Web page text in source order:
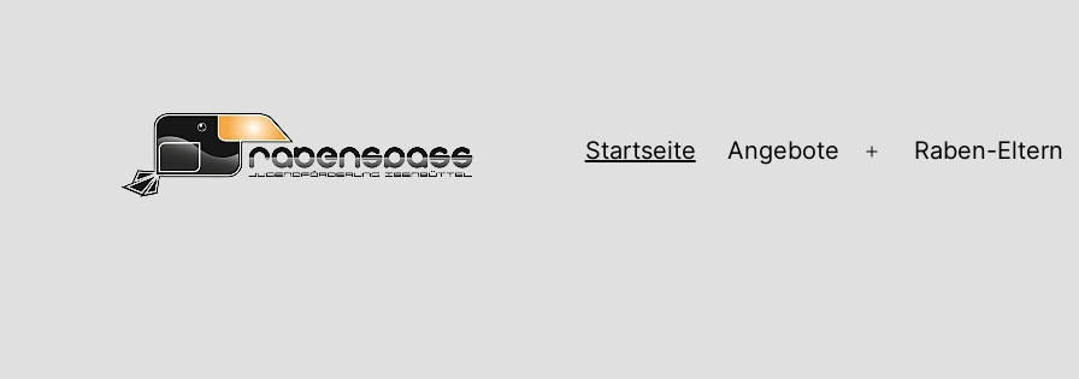
Startseite Angebote
Menü
Raben-Eltern